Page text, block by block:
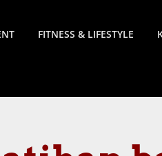
FITNESS & LIFESTYLE